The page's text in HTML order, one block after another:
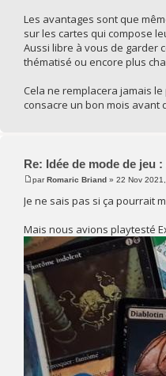
Les avantages sont que
sur les cartes qui compose
Aussi libre à vous de garder
thématisé ou encore plus
Cela ne remplacera jamais
consacre un bon mois
Re: Idée de mode de jeu
parRomaric Briand » 22 Nov
Je ne sais pas si ça pourrait
Mais nous avions playtesté